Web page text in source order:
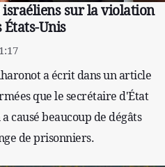
israéliens sur la violation
États-Unis
a écrit dans un article
que le secrétaire d'État
causé beaucoup de dégâts
de prisonniers.